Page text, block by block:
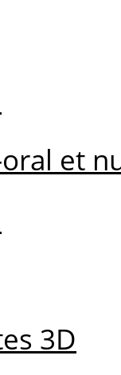
et
3D